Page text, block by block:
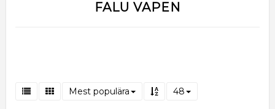
FALU VAPEN
Mest populära 48